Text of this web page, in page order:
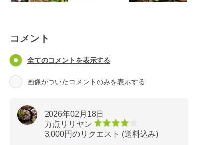
コメント
全てのコメントを表示する
画像がついたコメントのみを表示する
2026年02月18日
万点リリヤン
3,000円のリクエスト (送料込み)